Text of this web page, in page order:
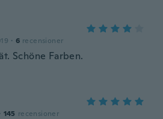
· 6 recensioner
Schöne Farben.
· 145 recensioner